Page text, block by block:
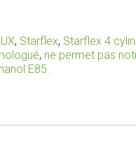
, Starflex, Starflex 4
, ne permet pas
E85.